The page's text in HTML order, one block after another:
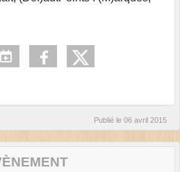
Publié le 06 avril 2015